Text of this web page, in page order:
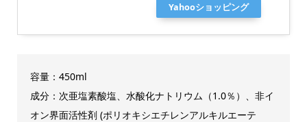
Yahooショッピング
容量：450ml
成分：次亜塩素酸塩、水酸化ナトリウム（1.0％）、非イ
オン界面活性剤 (ポリオキシエチレンアルキルエーテ